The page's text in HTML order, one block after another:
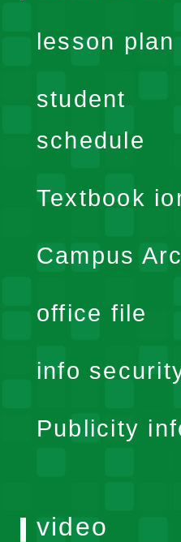
lesson plan
student
schedule
Textbook
Campus
office file
info
Publicity
video